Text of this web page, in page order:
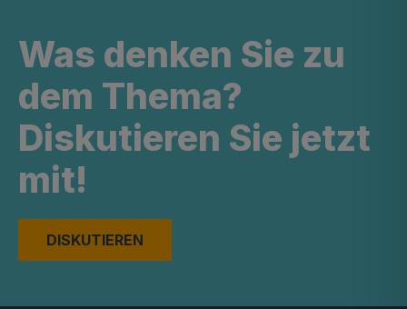
Was denken Sie zu
dem Thema?
Diskutieren Sie jetzt
mit!
DISKUTIEREN